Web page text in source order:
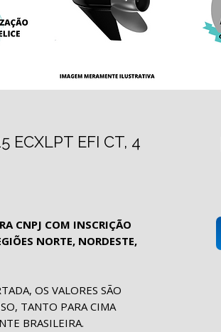
ECXLPT EFI CT, 4
CNPJ COM INSCRIÇÃO
NORTE, NORDESTE,
OS VALORES SÃO
TANTO PARA CIMA
BRASILEIRA.